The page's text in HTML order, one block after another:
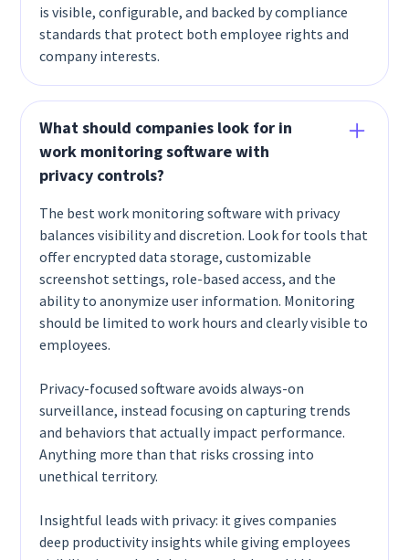
is visible, configurable, and backed by compliance
standards that protect both employee rights and
company interests.
What should companies look for in
work monitoring software with
privacy controls?
The best work monitoring software with privacy
balances visibility and discretion. Look for tools that
offer encrypted data storage, customizable
screenshot settings, role-based access, and the
ability to anonymize user information. Monitoring
should be limited to work hours and clearly visible to
employees.
Privacy-focused software avoids always-on
surveillance, instead focusing on capturing trends
and behaviors that actually impact performance.
Anything more than that risks crossing into
unethical territory.
Insightful leads with privacy: it gives companies
deep productivity insights while giving employees